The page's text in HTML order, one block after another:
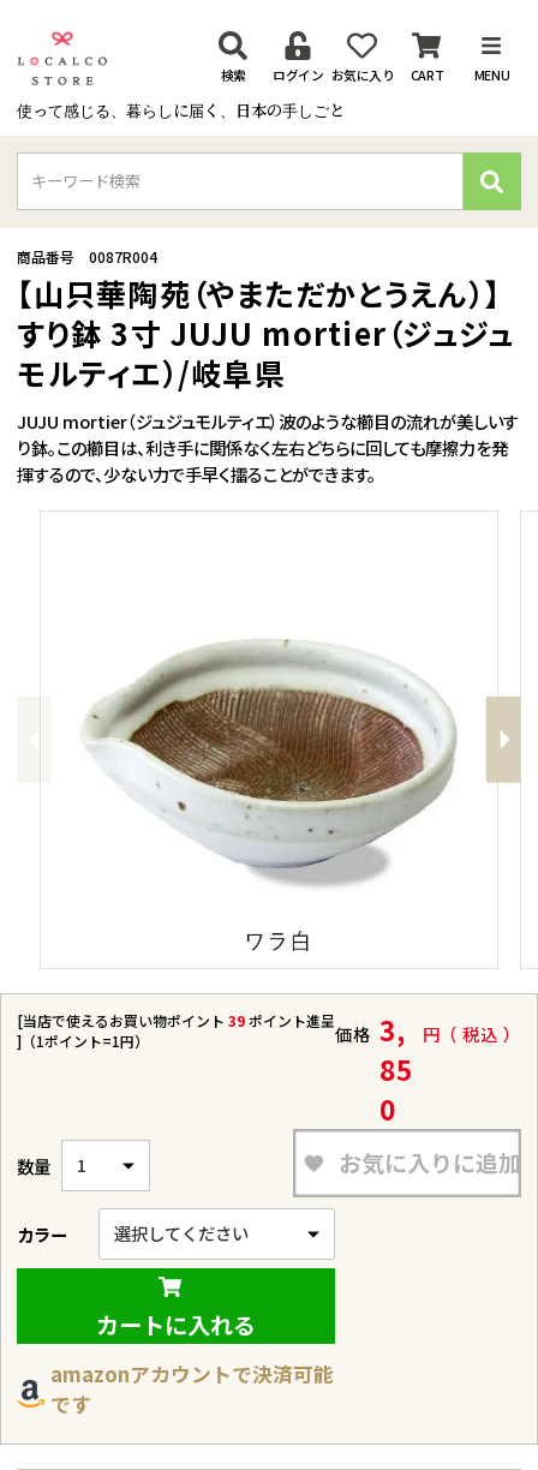
使って感じる、暮らしに届く、日本の手しごと
検索 ログイン お気に入り CART MENU
検
索
Previous
Next
JUJU mortier（ジュジュモルティエ）波のような櫛目の流れが美しいす
り鉢。この櫛目は、利き手に関係なく左右どちらに回しても摩擦力を発
揮するので、少ない力で手早く擂ることができます。
【山只華陶苑（やまただかとうえん）】
すり鉢 3寸 JUJU mortier（ジュジュ
モルティエ）/岐阜県
商品番号 0087R004
[当店で使えるお買い物ポイント 39ポイント進呈
]（1ポイント=1円）
価格 3,
85
0
税込
カラー
お気に入りに追加
カートに入れる
amazonアカウントで決済可能
です